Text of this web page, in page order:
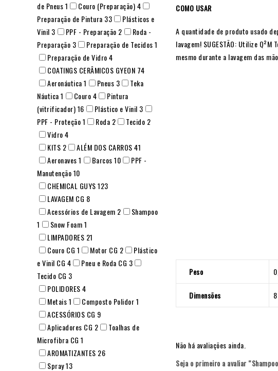
COMO USAR
A quantidade de produto usado
lavagem! SUGESTÃO: Utilize
mesmo durante a lavagem das
Peso
Dimensões
Não há avaliações ainda.
Seja o primeiro a avaliar
de Pneus1 Couro (Preparação)4
Preparação de Pintura 33
Plásticos e
Vinil 3 PPF - Preparação 2
Roda -
Preparação 3 Preparação de Tecidos1
Preparação de Vidro4
COATINGS CERÂMICOS GYEON 74
Aeronáutica1 Pneus 3
Teka
Náutica1 Couro4
Pintura
(vitrificador)16 Plástico e Vinil 3
PPF - Proteção1 Roda 2 Tecido 2
Vidro4
KITS 2 ALÉM DOS CARROS41
Aeronaves1 Barcos10
PPF -
Manutenção10
CHEMICAL GUYS123
LAVAGEM CG 8
Acessórios de Lavagem 2
Shampoo
1
Snow Foam1
LIMPADORES 21
Couro CG 1 Motor CG 2
Plástico
e Vinil CG 4 Pneu e Roda CG 3
Tecido CG 3
POLIDORES4
Metais1 Composto Polidor1
ACESSÓRIOS CG 9
Aplicadores CG 2
Toalhas de
Microfibra CG 1
AROMATIZANTES 26
Spray13